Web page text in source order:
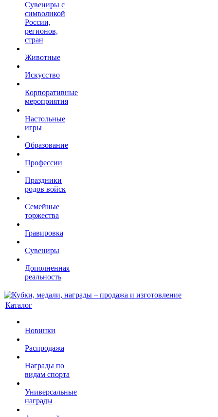
Сувениры с
символикой
России,
регионов,
стран
Животные
Искусство
Корпоративные
мероприятия
Настольные
игры
Образование
Профессии
Праздники
родов войск
Семейные
торжества
Гравировка
Сувениры
Дополненная
реальность
Каталог
Новинки
Распродажа
Награды по
видам спорта
Универсальные
награды